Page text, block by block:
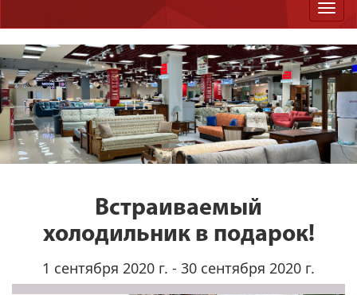
Встраиваемый
холодильник в подарок!
1 сентября 2020 г. - 30 сентября 2020 г.